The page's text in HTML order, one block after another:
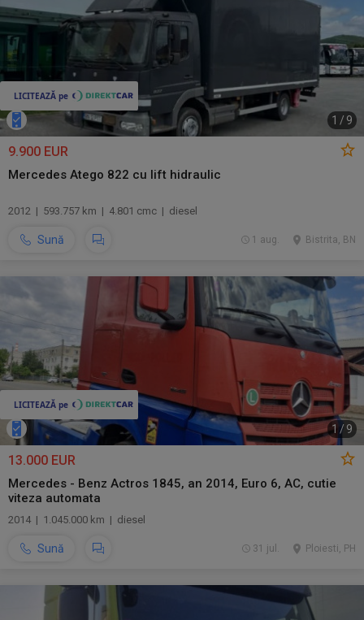
1 / 9
9.900 EUR
Mercedes Atego 822 cu lift hidraulic
2012 | 593.757 km | 4.801 cmc | diesel
Sună Bistrita, BN
1 aug.
1 / 9
13.000 EUR
Mercedes - Benz Actros 1845, an 2014, Euro 6, AC, cutie
viteza automata
2014 | 1.045.000 km | diesel
Sună Ploiesti, PH
31 jul.